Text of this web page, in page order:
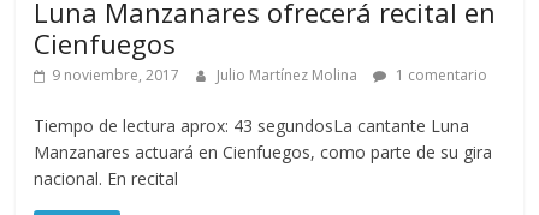
Luna Manzanares ofrecerá recital en
Cienfuegos
9 noviembre, 2017 Julio Martínez Molina 1 comentario
Tiempo de lectura aprox: 43 segundosLa cantante Luna
Manzanares actuará en Cienfuegos, como parte de su gira
nacional. En recital